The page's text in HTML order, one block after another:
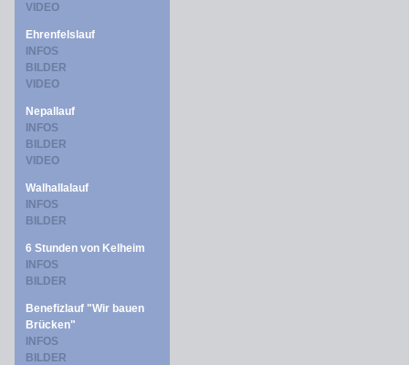
VIDEO
Ehrenfelslauf
INFOS
BILDER
VIDEO
Nepallauf
INFOS
BILDER
VIDEO
Walhallalauf
INFOS
BILDER
6 Stunden von Kelheim
INFOS
BILDER
Benefizlauf "Wir bauen
Brücken"
INFOS
BILDER